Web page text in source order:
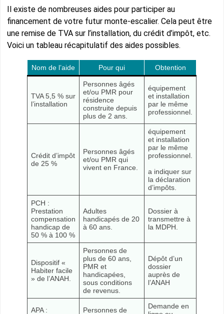
Il existe de nombreuses aides pour participer au
financement de votre futur monte-escalier. Cela peut être
une remise de TVA sur l’installation, du crédit d’impôt, etc.
Voici un tableau récapitulatif des aides possibles.
Nom de l’aide Pour qui Obtention
TVA 5,5 % sur
l’installation
Personnes âgés
et/ou PMR pour
résidence
construite depuis
plus de 2 ans.
équipement
et installation
par le même
professionnel.
Crédit d’impôt
de 25 %
Personnes âgés
et/ou PMR qui
vivent en France.
équipement
et installation
par le même
professionnel.
a indiquer sur
la déclaration
d’impôts.
PCH :
Prestation
compensation
handicap de
50 % à 100 %
Adultes
handicapés de 20
à 60 ans.
Dossier à
transmettre à
la MDPH.
Dispositif «
Habiter facile
» de l’ANAH.
Personnes de
plus de 60 ans,
PMR et
handicapées,
sous conditions
de revenus.
Dépôt d’un
dossier
auprès de
l’ANAH
APA :
Personnes de
Demande en